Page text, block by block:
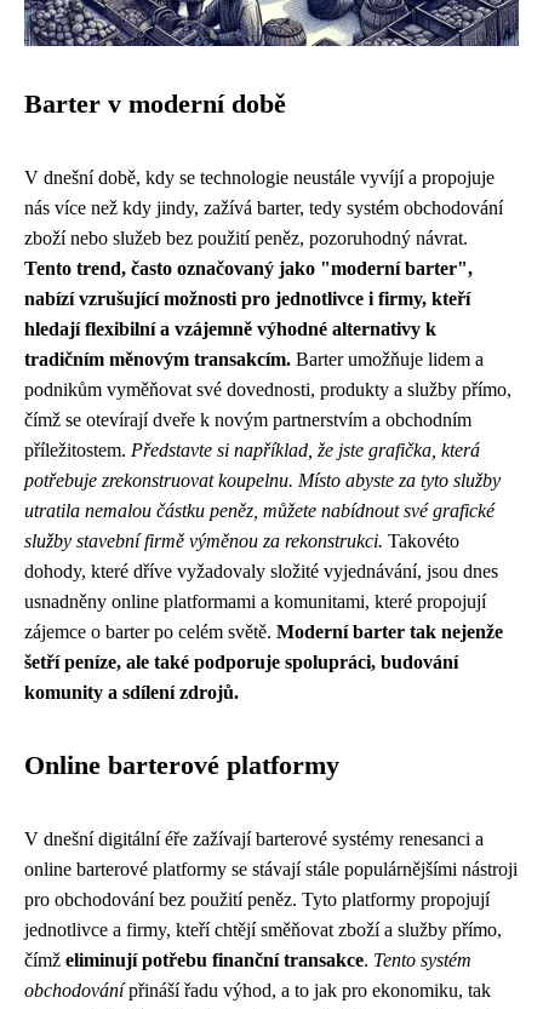
Barter v moderní době
V dnešní době, kdy se technologie neustále vyvíjí a propojuje
nás více než kdy jindy, zažívá barter, tedy systém obchodování
zboží nebo služeb bez použití peněz, pozoruhodný návrat.
Tento trend, často označovaný jako "moderní barter",
nabízí vzrušující možnosti pro jednotlivce i firmy, kteří
hledají flexibilní a vzájemně výhodné alternativy k
tradičním měnovým transakcím. Barter umožňuje lidem a
podnikům vyměňovat své dovednosti, produkty a služby přímo,
čímž se otevírají dveře k novým partnerstvím a obchodním
příležitostem. Představte si například, že jste grafička, která
potřebuje zrekonstruovat koupelnu. Místo abyste za tyto služby
utratila nemalou částku peněz, můžete nabídnout své grafické
služby stavební firmě výměnou za rekonstrukci. Takovéto
dohody, které dříve vyžadovaly složité vyjednávání, jsou dnes
usnadněny online platformami a komunitami, které propojují
zájemce o barter po celém světě. Moderní barter tak nejenže
šetří peníze, ale také podporuje spolupráci, budování
komunity a sdílení zdrojů.
Online barterové platformy
V dnešní digitální éře zažívají barterové systémy renesanci a
online barterové platformy se stávají stále populárnějšími nástroji
pro obchodování bez použití peněz. Tyto platformy propojují
jednotlivce a firmy, kteří chtějí směňovat zboží a služby přímo,
čímž eliminují potřebu finanční transakce. Tento systém
obchodovánípřináší řadu výhod, a to jak pro ekonomiku, tak